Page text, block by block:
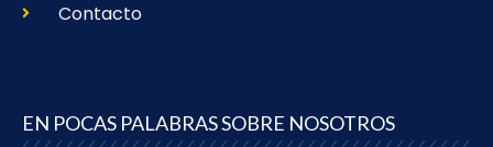
Contacto
EN POCAS PALABRAS SOBRE NOSOTROS